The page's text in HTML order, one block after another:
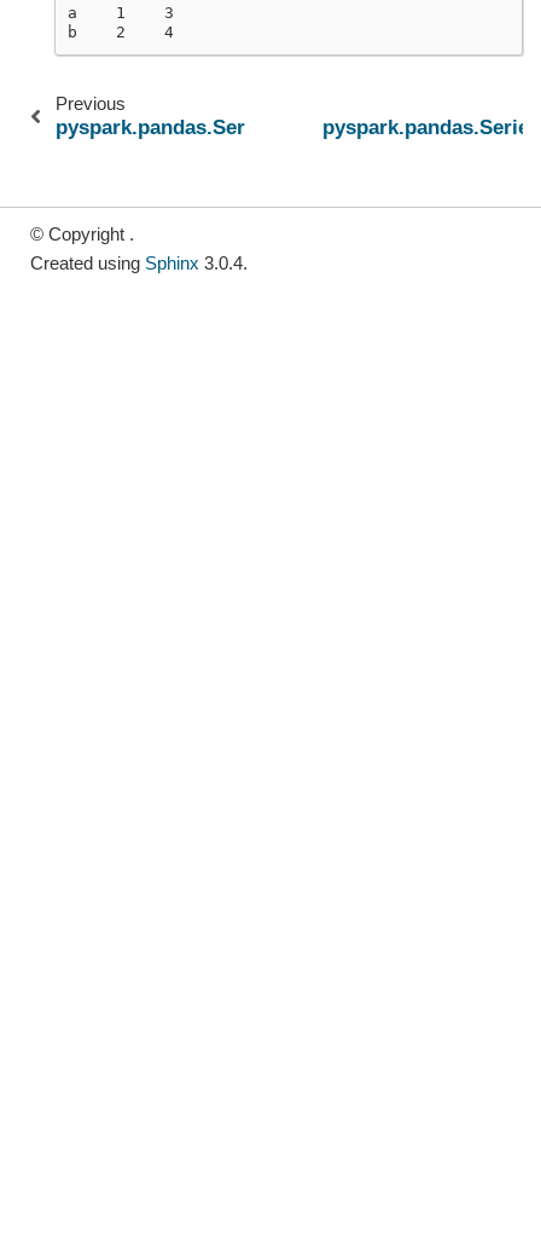
a    1    3
b    2    4
Previous
pyspark.pandas.Series.sort_values
© Copyright .
Created using Sphinx 3.0.4.